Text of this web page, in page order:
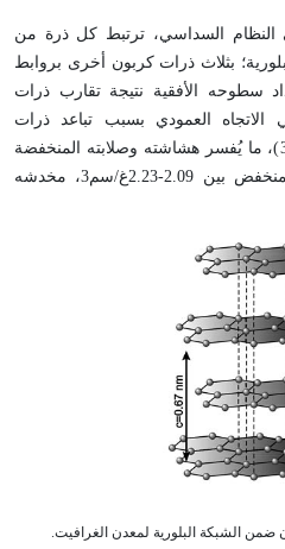
النظام السداسي، ترتبط كل ذرة من
بثلاث ذرات كربون أخرى بروابط
سطوحه الأفقية نتيجة تقارب ذرات
العمودي بسبب تباعد ذرات
الكربون بعضها عن بعض (الشكل 3)، ما يُفسر هشاشته وصلابته المنخفضة
التي تبلغ (1-2)، ووزنه النوعي المنخفض بين 2.09-2.23غ/سم3، مخدشه